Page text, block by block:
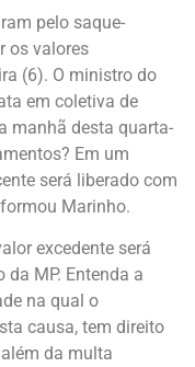
pelo saque-
os valores
(6). O ministro do
em coletiva de
manhã desta quarta-
Em um
será liberado com
Marinho.
excedente será
MP. Entenda a
na qual o
causa, tem direito
da multa